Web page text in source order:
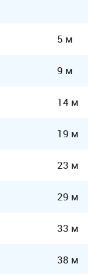
5 м
9 м
14 м
19 м
23 м
29 м
33 м
38 м